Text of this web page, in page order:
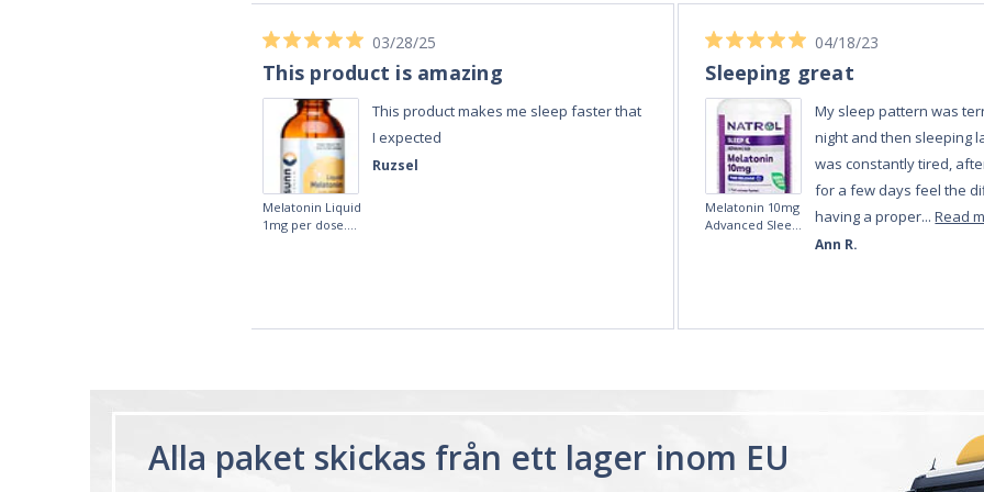
It works really well, I use it every night
before bed and I sleep so well and so
fast. I really recommend it.
Alla paket skickas från ett lager inom EU